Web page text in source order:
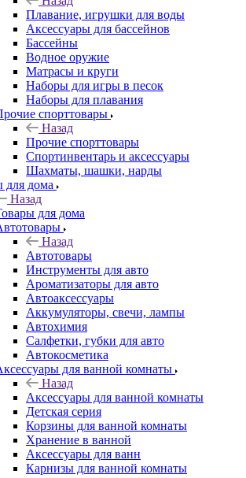
Плавание, игрушки для воды
Аксессуары для бассейнов
Бассейны
Водное оружие
Матрасы и круги
Наборы для игры в песок
Наборы для плавания
спорттовары
Назад
Прочие спорттовары
Спортинвентарь и аксессуары
Шахматы, шашки, нарды
для дома
Назад
для дома
Назад
Автотовары
Инструменты для авто
Ароматизаторы для авто
Автоаксессуары
Аккумуляторы, свечи, лампы
Автохимия
Салфетки, губки для авто
Автокосметика
для ванной комнаты
Назад
Аксессуары для ванной комнаты
Детская серия
Корзины для ванной комнаты
Хранение в ванной
Аксессуары для ванн
Карнизы для ванной комнаты